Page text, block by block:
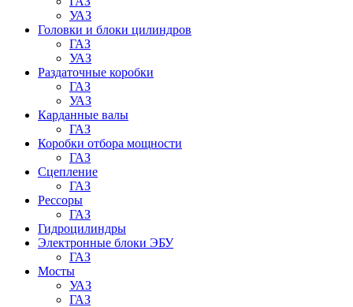
УАЗ
Головки и блоки цилиндров
ГАЗ
УАЗ
Раздаточные коробки
ГАЗ
УАЗ
Карданные валы
ГАЗ
Коробки отбора мощности
ГАЗ
Сцепление
ГАЗ
Рессоры
ГАЗ
Гидроцилиндры
Электронные блоки ЭБУ
ГАЗ
Мосты
УАЗ
ГАЗ